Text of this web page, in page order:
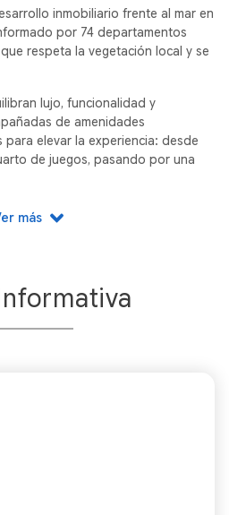
inmobiliario frente al mar en
por 74 departamentos
respeta la vegetación local y se
lujo, funcionalidad y
de amenidades
elevar la experiencia: desde
de juegos, pasando por una
de residencias. Es una forma
como un homenaje a la
Porque creemos que el
armonía con el entorno y con
más